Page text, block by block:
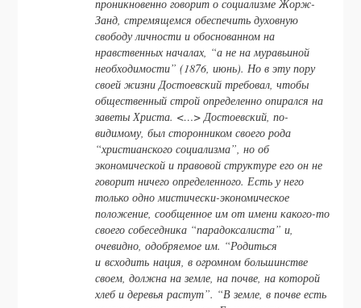
проникновенно говорит о социализме Жорж-
Занд, стремящемся обеспечить духовную
свободу личности и обоснованном на
нравственных началах, “а не на муравьиной
необходимости” (1876, июнь). Но в эту пору
своей жизни Достоевский требовал, чтобы
общественный строй определенно опирался на
заветы Христа. <…> Достоевский, по-
видимому, был сторонником своего рода
“христианского социализма”, но об
экономической и правовой структуре его он не
говорит ничего определенного. Есть у него
только одно мистически-экономическое
положение, сообщенное им от имени какого-то
своего собеседника “парадоксалиста” и,
очевидно, одобряемое им. “Родиться
и всходить нация, в огромном большинстве
своем, должна на земле, на почве, на которой
хлеб и деревья растут”. “В земле, в почве есть